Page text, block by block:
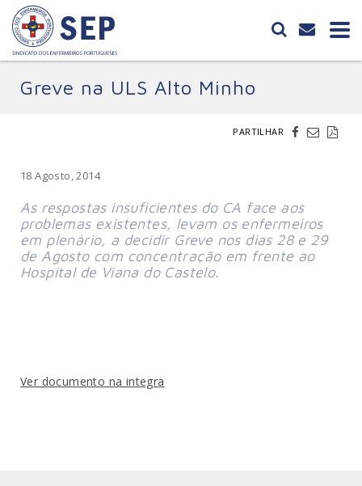
Greve na ULS Alto Minho
PARTILHAR
18 Agosto, 2014
As respostas insuficientes do CA face aos
problemas existentes, levam os enfermeiros
em plenário, a decidir Greve nos dias 28 e 29
de Agosto com concentração em frente ao
Hospital de Viana do Castelo.
Ver documento na integra